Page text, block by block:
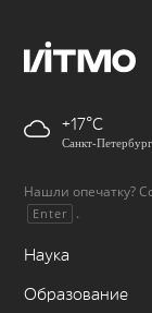
+17
Санкт-
Нашли опечатку?
Enter .
Наука
Образование